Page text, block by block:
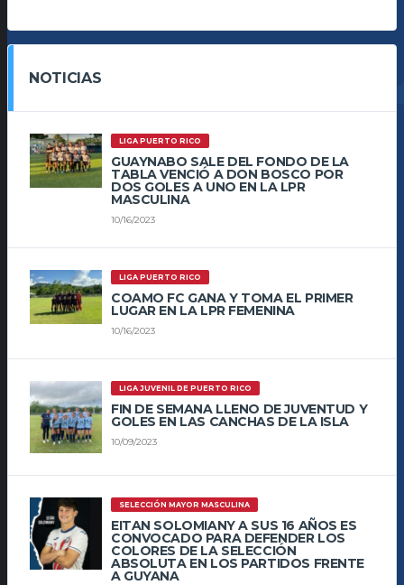
NOTICIAS
LIGA PUERTO RICO
GUAYNABO SALE DEL FONDO DE LA
TABLA VENCIÓ A DON BOSCO POR
DOS GOLES A UNO EN LA LPR
MASCULINA
10/16/2023
LIGA PUERTO RICO
COAMO FC GANA Y TOMA EL PRIMER
LUGAR EN LA LPR FEMENINA
10/16/2023
LIGA JUVENIL DE PUERTO RICO
FIN DE SEMANA LLENO DE JUVENTUD Y
GOLES EN LAS CANCHAS DE LA ISLA
10/09/2023
SELECCIÓN MAYOR MASCULINA
EITAN SOLOMIANY A SUS 16 AÑOS ES
CONVOCADO PARA DEFENDER LOS
COLORES DE LA SELECCIÓN
ABSOLUTA EN LOS PARTIDOS FRENTE
A GUYANA